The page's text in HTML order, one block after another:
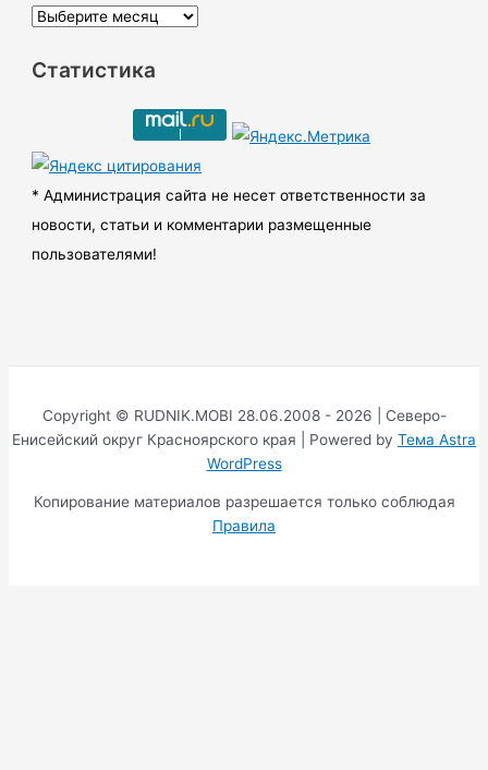
А
х
ы
Статистика
* Администрация сайта не несет ответственности за
новости, статьи и комментарии размещенные
пользователями!
Copyright © RUDNIK.MOBI 28.06.2008 - 2026 | Северо-
Енисейский округ Красноярского края | Powered by Тема Astra
WordPress
Копирование материалов разрешается только соблюдая
Правила